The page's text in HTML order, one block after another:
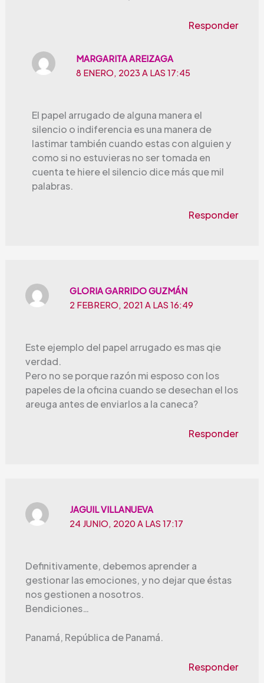
Responder
MARGARITA AREIZAGA
8 ENERO, 2023 A LAS 17:45
El papel arrugado de alguna manera el
silencio o indiferencia es una manera de
lastimar también cuando estas con alguien y
como si no estuvieras no ser tomada en
cuenta te hiere el silencio dice más que mil
palabras.
Responder
GLORIA GARRIDO GUZMÁN
2 FEBRERO, 2021 A LAS 16:49
Este ejemplo del papel arrugado es mas qie
verdad.
Pero no se porque razón mi esposo con los
papeles de la oficina cuando se desechan el los
areuga antes de enviarlos a la caneca?
Responder
JAGUIL VILLANUEVA
24 JUNIO, 2020 A LAS 17:17
Definitivamente, debemos aprender a
gestionar las emociones, y no dejar que éstas
nos gestionen a nosotros.
Bendiciones…
Panamá, República de Panamá.
Responder